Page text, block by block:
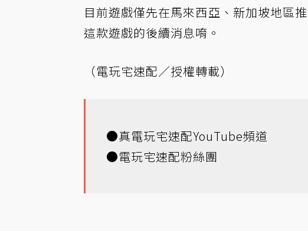
目前遊戲僅先在馬來西亞、新加坡地區
這款遊戲的後續消息唷。
（電玩宅速配／授權轉載）
●真電玩宅速配YouTube頻道
●電玩宅速配粉絲團